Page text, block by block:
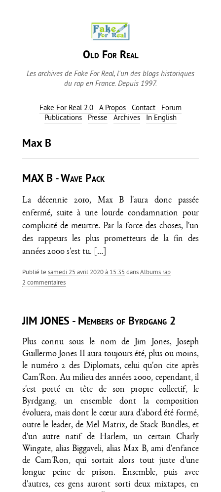
Old For Real
Les archives de Fake For Real, l'un des blogs historiques
du rap en France. Depuis 1997.
Fake For Real 2.0 A Propos Contact
Forum
Publications
Presse Archives In English
Max B
MAX B - Wave Pack
La décennie 2010, Max B l'aura donc passée
enfermé, suite à une lourde condamnation pour
complicité de meurtre. Par la force des choses, l'un
des rappeurs les plus prometteurs de la fin des
années 2000 s'est tu.
[…]
Publié le samedi 25 avril 2020 à 15:35 dansAlbums rap
2 commentaires
JIM JONES - Members of Byrdgang 2
Plus connu sous le nom de Jim Jones, Joseph
Guillermo Jones II aura toujours été, plus ou moins,
le numéro 2 des Diplomats, celui qu'on cite après
Cam'Ron. Au milieu des années 2000, cependant, il
s'est porté en tête de son propre collectif, le
Byrdgang, un ensemble dont la composition
évoluera, mais dont le cœur aura d'abord été formé,
outre le leader, de Mel Matrix, de Stack Bundles, et
d'un autre natif de Harlem, un certain Charly
Wingate, alias Biggaveli, alias Max B, ami d'enfance
de Cam'Ron, qui sortait alors tout juste d'une
longue peine de prison. Ensemble, puis avec
d'autres, ces gens auront sorti deux mixtapes, en